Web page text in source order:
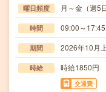
曜日頻度 月～金（週
時間 09:00～
期間 2026年10月
時給 時給1850円
交通費